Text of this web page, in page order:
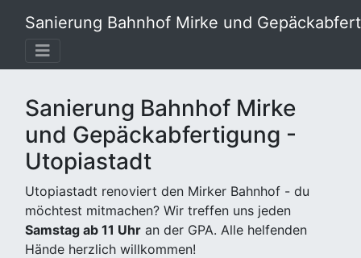
Sanierung Bahnhof Mirke und
Sanierung Bahnhof Mirke
und Gepäckabfertigung -
Utopiastadt
Utopiastadt renoviert den Mirker Bahnhof - du
möchtest mitmachen? Wir treffen uns jeden
Samstag ab 11 Uhr an der GPA. Alle helfenden
Hände herzlich willkommen!